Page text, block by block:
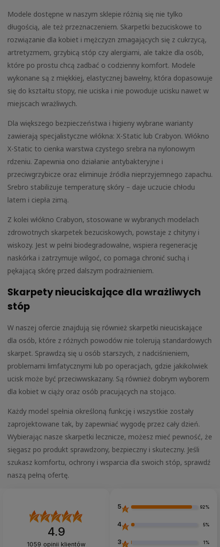
Modele dostępne w naszym sklepie różnią się nie tylko
długością, ale też przeznaczeniem. Skarpetki bezuciskowe to
rozwiązanie dla kobiet i mężczyzn zmagających się z cukrzycą,
artretyzmem, grzybicą stóp czy alergiami, ale także dla osób,
które po prostu chcą zadbać o codzienny komfort. Modele
wykonane są z miękkiej, elastycznej bawełny, która dopasowuje
się do kształtu stopy, nie uciska i nie powoduje ucisku nawet w
miejscach wrażliwych.
Dla większego bezpieczeństwa i higieny wybrane warianty
zawierają specjalistyczne włókna: X-Static lub Crabyon. Włókno
X-Static to cienka warstwa czystego srebra na nylonowym
rdzeniu. Zapewnia ono działanie antybakteryjne i
przeciwgrzybicze oraz eliminuje źródła nieprzyjemnego zapachu.
Srebro stabilizuje temperaturę skóry – daje uczucie chłodu
latem i ciepła zimą.
Z kolei włókno Crabyon, stosowane w wybranych modelach
zdrowotnych skarpetek bezuciskowych, powstaje z chityny i
wiskozy. Jest w pełni biodegradowalne, wspiera regenerację
naskórka i zatrzymuje wilgoć, co pomaga chronić suchą i
pękającą skórę przed dalszym podrażnieniem.
Skarpety nieuciskające dla wrażliwych
stóp
W naszej ofercie znajdują się również skarpetki nieuciskające
dla osób, które z różnych powodów nie tolerują standardowych
skarpet. Sprawdzą się u osób starszych, z nadciśnieniem,
problemami limfatycznymi lub po operacjach, gdzie jakikolwiek
ucisk może być przeciwwskazany. Są również dobrym wyborem
dla kobiet w ciąży oraz osób pracujących na stojąco.
Każdy model spełnia określoną funkcję i wszystkie zostały
zaprojektowane tak, by zapewniać wygodę przez cały dzień.
Wybierając nasze skarpetki lecznicze, możesz mieć pewność, że
sięgasz po produkt sprawdzony, bezpieczny i skuteczny. Jeśli
szukasz komfortu, ochrony i wsparcia dla swoich stóp, sprawdź
naszą pełną ofertę.
4.9
1059 opinii klientów
5 92%
4 5%
3 1%